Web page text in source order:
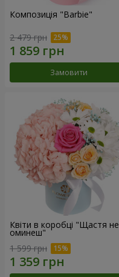
Композиція "Barbie"
2 479 грн
Замовити
Квіти в коробці "Щастя не
оминеш"
1 599 грн